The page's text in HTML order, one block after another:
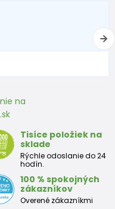
dostatočne teplé,
na
Tisíce položiek na
sklade
Rýchle odoslanie do 24
hodín.
100 % spokojných
zákazníkov
Overené zákazníkmi